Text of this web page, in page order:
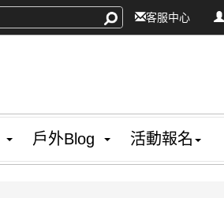
客服中心
戶外Blog 活動報名